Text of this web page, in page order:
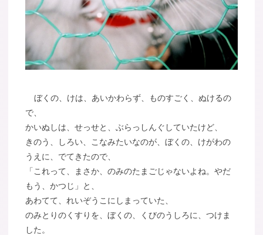
ぼくの、けは、あいかわらず、ものすごく、ぬけるの
で、
かいぬしは、せっせと、ぶらっしんぐしていたけど、
きのう、しろい、こなみたいなのが、ぼくの、けがわの
うえに、でてきたので、
「これって、まさか、のみのたまごじゃないよね。やだ
もう、かつじ」と、
あわてて、れいぞうこにしまっていた、
のみとりのくすりを、ぼくの、くびのうしろに、つけま
した。